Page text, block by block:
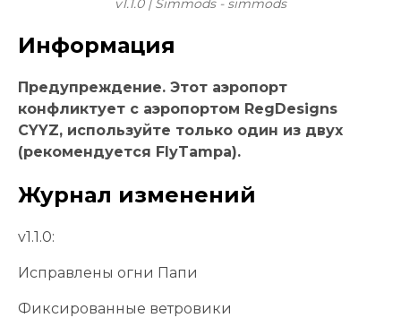
v1.1.0 | Simmods - simmods
Информация
Предупреждение. Этот аэропорт
конфликтует с аэропортом RegDesigns
CYYZ, используйте только один из двух
(рекомендуется FlyTampa).
Журнал изменений
v1.1.0:
Исправлены огни Папи
Фиксированные ветровики